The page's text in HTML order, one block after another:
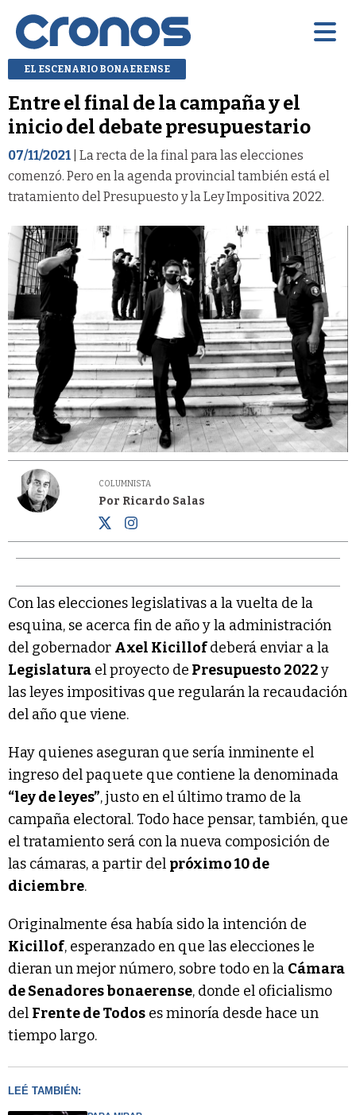
EL ESCENARIO BONAERENSE
Entre el final de la campaña y el
inicio del debate presupuestario
07/11/2021 | La recta de la final para las elecciones
comenzó. Pero en la agenda provincial también está el
tratamiento del Presupuesto y la Ley Impositiva 2022.
COLUMNISTA
Por Ricardo Salas
Con las elecciones legislativas a la vuelta de la
esquina, se acerca fin de año y la administración
del gobernador Axel Kicillofdeberá enviar a la
Legislatura el proyecto de Presupuesto 2022y
las leyes impositivas que regularán la recaudación
del año que viene.
Hay quienes aseguran que sería inminente el
ingreso del paquete que contiene la denominada
“ley de leyes”, justo en el último tramo de la
campaña electoral. Todo hace pensar, también, que
el tratamiento será con la nueva composición de
las cámaras, a partir del próximo 10 de
diciembre.
Originalmente ésa había sido la intención de
Kicillof, esperanzado en que las elecciones le
dieran un mejor número, sobre todo en la Cámara
de Senadores bonaerense, donde el oficialismo
del Frente de Todos es minoría desde hace un
tiempo largo.
LEÉ TAMBIÉN: